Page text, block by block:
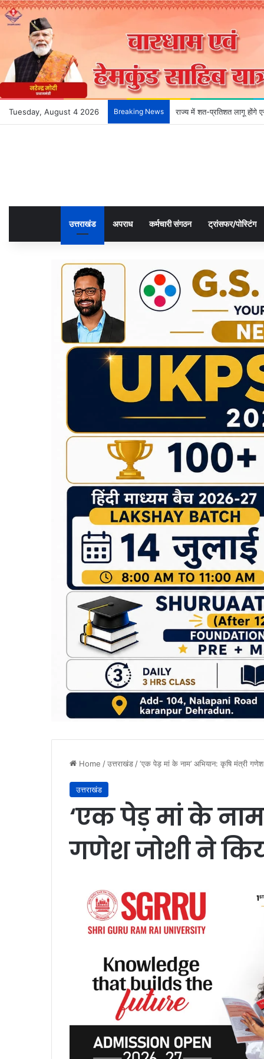
Tuesday, August 4 2026 Breaking News देहरादून के भविष्य को आकार देने
उत्तराखंड अपराध कर्मचारी संगठन ट्रांसफर/पोस्टिंग
Home /उत्तराखंड/‘एक पेड़ मां के नाम’ अभियान: कृषि मंत्री गणेश
उत्तराखंड
‘एक पेड़ मां के
गणेश जोशी ने